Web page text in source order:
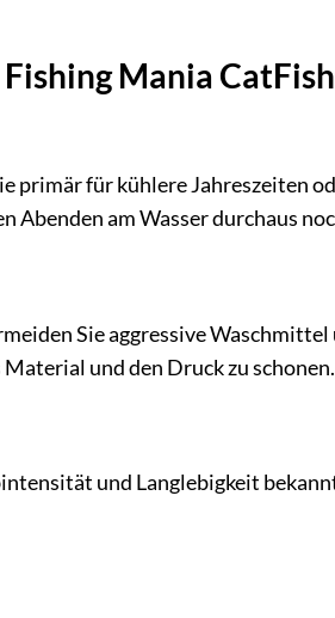
Mania
primär für kühlere Jahreszeiten
am Wasser durchaus
Sie aggressive
und den Druck zu schonen.
und Langlebigkeit